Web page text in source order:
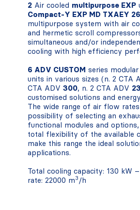
2Air cooled multipurpose EXP
Compact-Y EXP MD TXAEY
multipurpose system with air
and hermetic scroll
simultaneous and/or
cooling with high efficiency
6 ADV CUSTOM series
units in various sizes (n. 2 CTA
CTA ADV 300, n. 2 CTA ADV
customised solutions and
The wide range of air flow
possibility of selecting an
functional modules and
total flexibility of the available
make this range the ideal
applications.
Total cooling capacity: 130 kW
rate: 22000 m3 /h